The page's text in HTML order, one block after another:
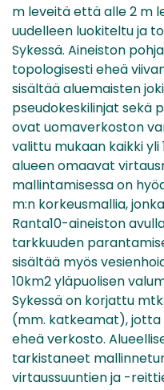
m leveitä että alle 2 m
uudelleen luokiteltu ja
Sykessä. Aineiston
topologisesti eheä
sisältää aluemaisten
pseudokeskilinjat sekä
ovat uomaverkoston
valittu mukaan kaikki yli
alueen omaavat
mallintamisessa on
m:n korkeusmallia,
Ranta10-aineiston
tarkkuuden
sisältää myös
10km2 yläpuolisen
Sykessä on korjattu
(mm. katkeamat), jotta
eheä verkosto.
tarkistaneet
virtaussuuntien ja -